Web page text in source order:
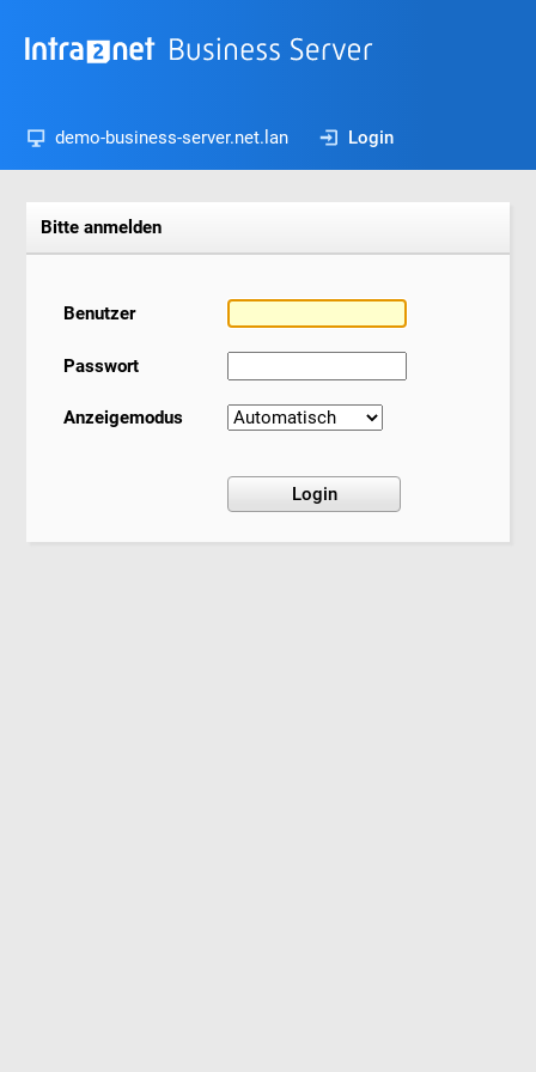
demo-business-server.net.lan Login
Bitte anmelden
Benutzer
Passwort
Anzeigemodus